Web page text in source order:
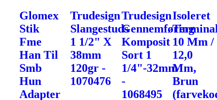
Glomex
Stik
Fme
Han Til
Smb
Hun
Adapter
Trudesign
Slangestuds
1 1/2" X
38mm
120gr -
1070476
Trudesign
Gennemføring
Komposit
Sort 1
1/4"-32mm
-
1068495
Isoleret
10 Mm /
12,0
Mm,
Brun